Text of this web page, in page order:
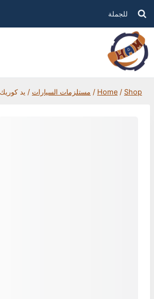
للجملة
Home / Shop
/ مستلزمات السيارات / يد